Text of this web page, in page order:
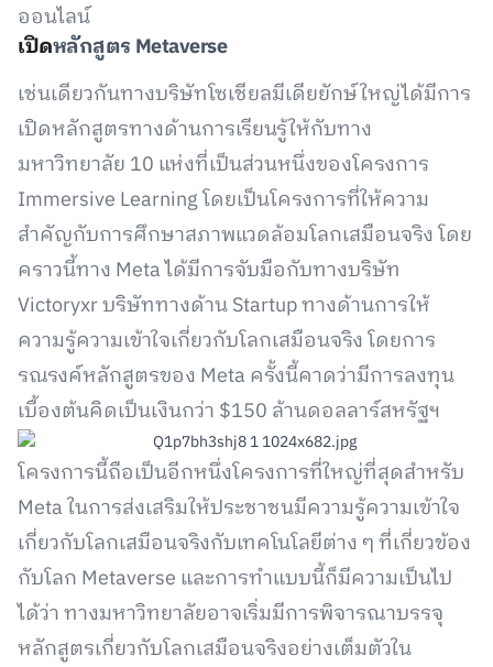
ออนไลน์
เปิดหลักสูตร Metaverse
เช่นเดียวกันทางบริษัทโซเชียลมีเดียยักษ์ใหญ่ได้มีการ
เปิดหลักสูตรทางด้านการเรียนรู้ให้กับทาง
มหาวิทยาลัย 10 แห่งที่เป็นส่วนหนึ่งของโครงการ
Immersive Learning โดยเป็นโครงการที่ให้ความ
สำคัญกับการศึกษาสภาพแวดล้อมโลกเสมือนจริง โดย
คราวนี้ทาง Meta ได้มีการจับมือกับทางบริษัท
Victoryxr บริษัททางด้าน Startup ทางด้านการให้
ความรู้ความเข้าใจเกี่ยวกับโลกเสมือนจริง โดยการ
รณรงค์หลักสูตรของ Meta ครั้งนี้คาดว่ามีการลงทุน
เบื้องต้นคิดเป็นเงินกว่า $150 ล้านดอลลาร์สหรัฐฯ
โครงการนี้ถือเป็นอีกหนึ่งโครงการที่ใหญ่ที่สุดสำหรับ
Meta ในการส่งเสริมให้ประชาชนมีความรู้ความเข้าใจ
เกี่ยวกับโลกเสมือนจริงกับเทคโนโลยีต่าง ๆ ที่เกี่ยวข้อง
กับโลก Metaverse และการทำแบบนี้ก็มีความเป็นไป
ได้ว่า ทางมหาวิทยาลัยอาจเริ่มมีการพิจารณาบรรจุ
หลักสูตรเกี่ยวกับโลกเสมือนจริงอย่างเต็มตัวใน